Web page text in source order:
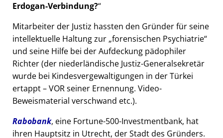
Erdogan-Verbindung?
Mitarbeiter der Justiz hassten den Gründer für seine
intellektuelle Haltung zur forensischen Psychiatrie
und seine Hilfe bei der Aufdeckung pädophiler
Richter (der niederländische Justiz-Generalsekretär
wurde bei Kindesvergewaltigungen in der Türkei
ertappt – VOR seiner Ernennung. Video-
Beweismaterial verschwand etc.).
Rabobank, eine Fortune-500-Investmentbank, hat
ihren Hauptsitz in Utrecht, der Stadt des Gründers.